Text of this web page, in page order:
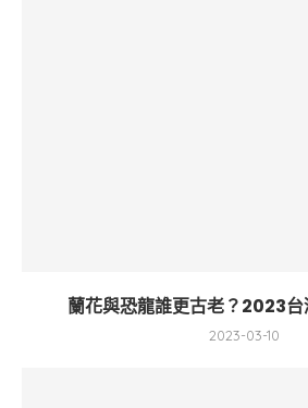
蘭花與恐龍誰更古老？2023台
2023-03-10